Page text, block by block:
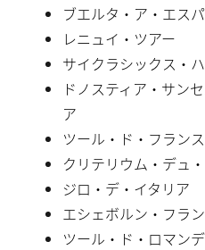
ブエルタ・ア・エス
レニュイ・ツアー
サイクラシックス・
ドノスティア・サン
ア
ツール・ド・フランス
クリテリウム・デュ
ジロ・デ・イタリア
エシェボルン・フラ
ツール・ド・ロマンデ